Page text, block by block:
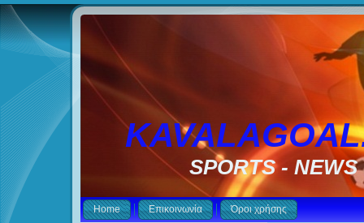
SPORTS - NEWS
Home Επικοινωνία Όροι χρήσης